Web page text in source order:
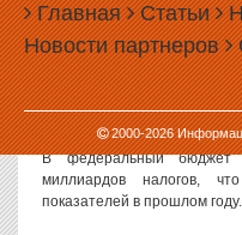
Главная Статьи
Новости партнеров
2000-2026
По итогам работы за
Свердловской области в
почти 26 миллиардов
данным областных
доходов за аналогичный
В федеральный
миллиардов налогов,
показателей в прошлом году.